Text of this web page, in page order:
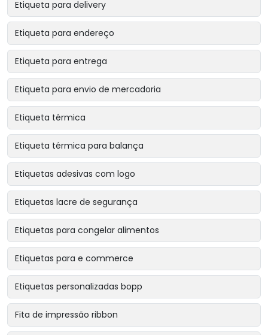
Etiqueta para delivery
Etiqueta para endereço
Etiqueta para entrega
Etiqueta para envio de mercadoria
Etiqueta térmica
Etiqueta térmica para balança
Etiquetas adesivas com logo
Etiquetas lacre de segurança
Etiquetas para congelar alimentos
Etiquetas para e commerce
Etiquetas personalizadas bopp
Fita de impressão ribbon